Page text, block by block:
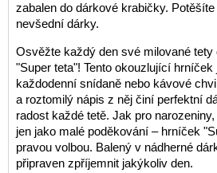
zabalen do dárkové krabičky.
nevšední dárky.
Osvěžte každý den své milované
"Super teta"! Tento okouzlující hrníček
každodenní snídaně nebo kávové
a roztomilý nápis z něj činí perfektní
radost každé tetě. Jak pro
jen jako malé poděkování – hrníček
pravou volbou. Balený v nádherné
připraven zpříjemnit jakýkoliv den.